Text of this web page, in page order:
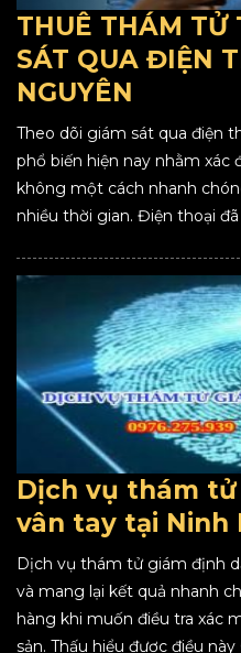
THUÊ THÁM TỬ
SÁT QUA ĐIỆN
NGUYÊN
Theo dõi giám sát qua điện
phổ biến hiện nay nhằm xác
không một cách nhanh
nhiều thời gian. Điện thoại
Dịch vụ thám
vân tay tại Ninh
Dịch vụ thám tử giám định
và mang lại kết quả nhanh
hàng khi muốn điều tra xác
sản. Thấu hiểu được điều